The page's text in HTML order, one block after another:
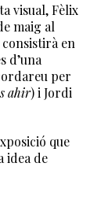
visual, Fèlix
maig al
consistirà en
d’una
per
ahir) i Jordi
que
idea de